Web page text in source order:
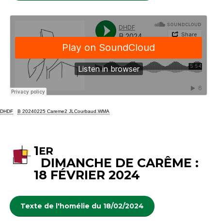
DHDF · B 20240225 Careme2 JLCourbaud.WMA
1ER
DIMANCHE DE CARÊME :
18 FÉVRIER 2024
Texte de l'homélie du 18/02/2024